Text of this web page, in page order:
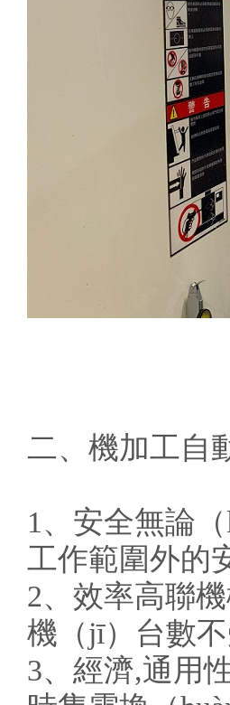
二、機加工自
1、安全無論
工作範圍外的
2、效率高聯
機（jī）台數
3、經濟,通用